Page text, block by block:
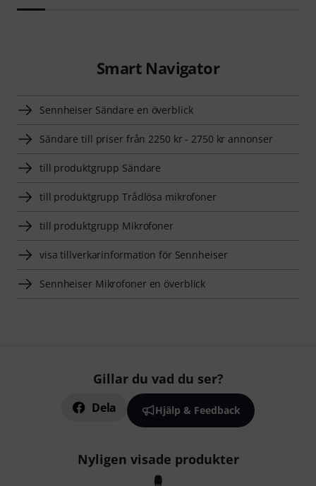
Smart Navigator
Sennheiser Sändare en överblick
Sändare till priser från 2250 kr - 2750 kr annonser
till produktgrupp Sändare
till produktgrupp Trådlösa mikrofoner
till produktgrupp Mikrofoner
visa tillverkarinformation för Sennheiser
Sennheiser Mikrofoner en överblick
Gillar du vad du ser?
Dela Hjälp & Feedback
Nyligen visade produkter